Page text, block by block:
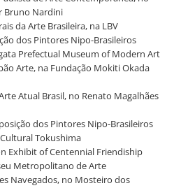
Bruno Nardini
da Arte Brasileira, na LBV
dos Pintores Nipo-Brasileiros
Prefectual Museum of Modern Art
Arte, na Fundação Mokiti Okada
Atual Brasil, no Renato Magalhães
dos Pintores Nipo-Brasileiros
Tokushima
Exhibit of Centennial Friendiship
Metropolitano de Arte
Navegados, no Mosteiro dos